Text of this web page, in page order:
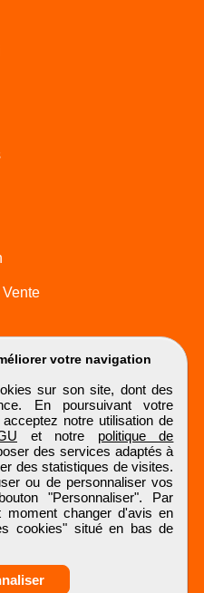
votre navigation
sur son site, dont des
En poursuivant votre
notre utilisation de
et notre politique de
des services adaptés à
des statistiques de visites.
ou de personnaliser vos
"Personnaliser". Par
changer d'avis en
cookies" situé en bas de